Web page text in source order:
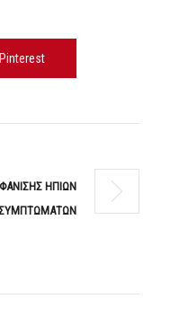
Pinterest
ΗΠΙΩΝ